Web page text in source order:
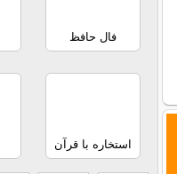
فال حافظ
استخاره با قرآن